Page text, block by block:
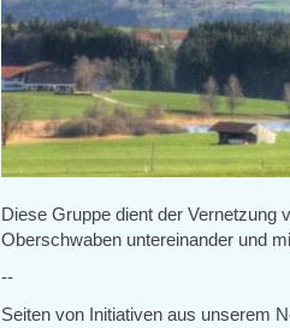
Diese Gruppe dient der Vernetzung
Oberschwaben untereinander und
--
Seiten von Initiativen aus unserem